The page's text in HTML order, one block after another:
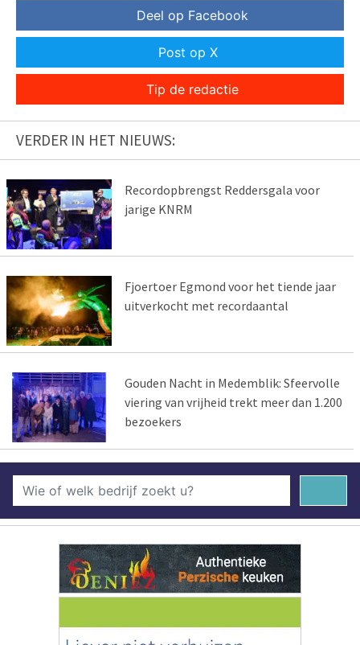
Deel op Facebook
Post op X
Tip de redactie
VERDER IN HET NIEUWS:
Recordopbrengst Reddersgala voor
jarige KNRM
Fjoertoer Egmond voor het tiende jaar
uitverkocht met recordaantal
Gouden Nacht in Medemblik: Sfeervolle
viering van vrijheid trekt meer dan 1.200
bezoekers